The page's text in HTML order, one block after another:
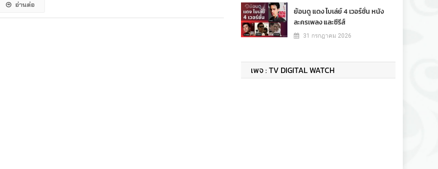
อ่านต่อ
ย้อนดู แดง ไบเล่ย์ 4 เวอร์ชั่น หนัง
ละครเพลง และซีรีส์
31 กรกฎาคม 2026
เพจ : TV DIGITAL WATCH